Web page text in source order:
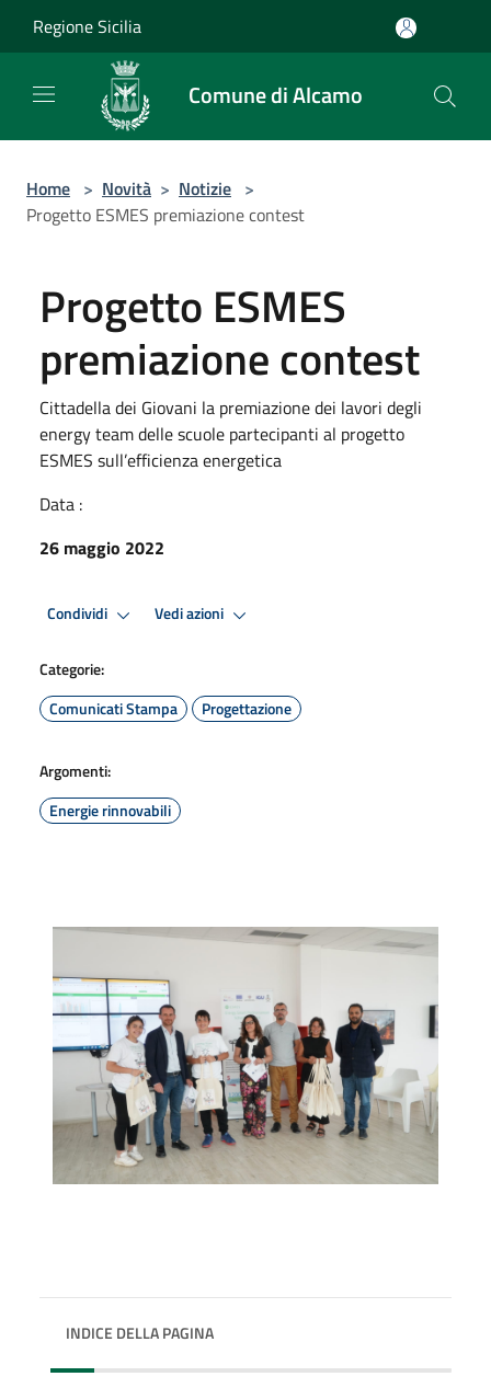
Regione Sicilia
Comune di Alcamo
Home > Novità > Notizie >
Progetto ESMES premiazione contest
Progetto ESMES
premiazione contest
Cittadella dei Giovani la premiazione dei lavori degli
energy team delle scuole partecipanti al progetto
ESMES sull’efficienza energetica
Data :
26 maggio 2022
Condividi Vedi azioni
Categorie:
Comunicati Stampa
Progettazione
Argomenti:
Energie rinnovabili
INDICE DELLA PAGINA